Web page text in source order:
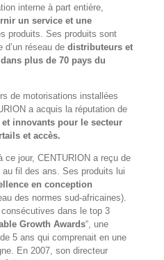
interne à part entière,
un service et une
produits. Ses produits sont
d’un réseau de distributeurs et
plus de 70 pays du
de motorisations installées
a acquis la réputation de
innovants pour le secteur
et accès.
ce jour, CENTURION a reçu de
fil des ans. Ses produits lui
en conception
des normes sud-africaines).
dans le top 3
Growth Awards“, une
5 ans qui comprenait en une
En 2007, son directeur